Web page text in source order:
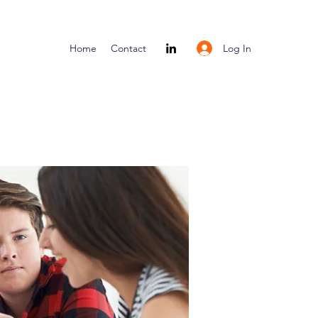
Home Contact Log In